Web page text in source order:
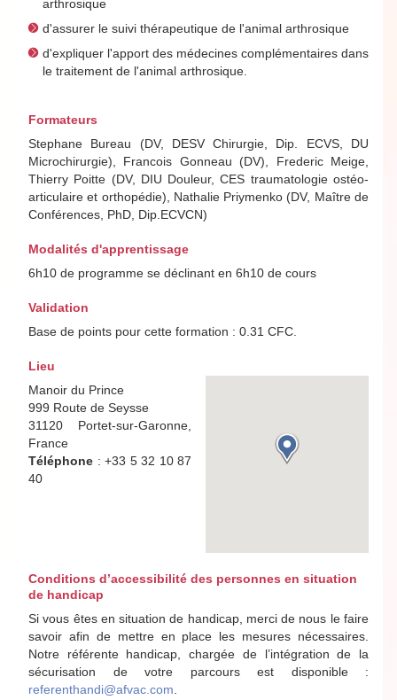
arthrosique
d'assurer le suivi thérapeutique de l'animal arthrosique
d'expliquer l'apport des médecines complémentaires dans
le traitement de l'animal arthrosique.
Formateurs
Stephane Bureau (DV, DESV Chirurgie, Dip. ECVS, DU
Microchirurgie), Francois Gonneau (DV), Frederic Meige,
Thierry Poitte (DV, DIU Douleur, CES traumatologie ostéo-
articulaire et orthopédie), Nathalie Priymenko (DV, Maître de
Conférences, PhD, Dip.ECVCN)
Modalités d'apprentissage
6h10 de programme se déclinant en 6h10 de cours
Validation
Base de points pour cette formation : 0.31 CFC.
Lieu
Manoir du Prince
999 Route de Seysse
31120 Portet-sur-Garonne,
France
Téléphone : +33 5 32 10 87
40
Conditions d’accessibilité des personnes en situation
de handicap
Si vous êtes en situation de handicap, merci de nous le faire
savoir afin de mettre en place les mesures nécessaires.
Notre référente handicap, chargée de l’intégration de la
sécurisation de votre parcours est disponible :
referenthandi@afvac.com